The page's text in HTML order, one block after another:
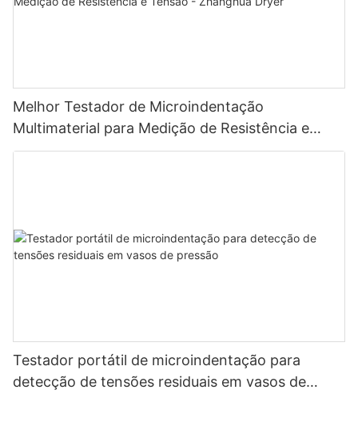
Melhor Testador de Microindentação
Multimaterial para Medição de Resistência e
Tensão - Zhanghua Dryer
Testador portátil de microindentação para
detecção de tensões residuais em vasos de